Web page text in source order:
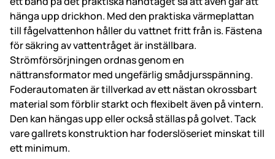
hänga upp drickhon. Med den praktiska värmeplattan
till fågelvattenhon håller du vattnet fritt från is. Fästena
för säkring av vattentråget är inställbara.
Strömförsörjningen ordnas genom en
nättransformator med ungefärlig smådjursspänning.
Foderautomaten är tillverkad av ett nästan okrossbart
material som förblir starkt och flexibelt även på vintern.
Den kan hängas upp eller också ställas på golvet. Tack
vare gallrets konstruktion har foderslöseriet minskat till
ett minimum.